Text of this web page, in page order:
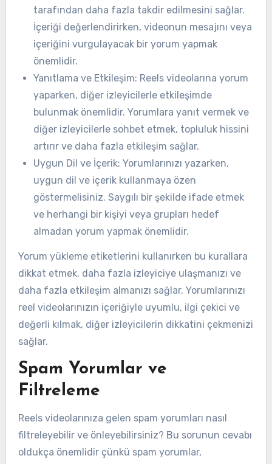
tarafından daha fazla takdir edilmesini sağlar.
İçeriği değerlendirirken, videonun mesajını veya
içeriğini vurgulayacak bir yorum yapmak
önemlidir.
Yanıtlama ve Etkileşim: Reels videolarına yorum
yaparken, diğer izleyicilerle etkileşimde
bulunmak önemlidir. Yorumlara yanıt vermek ve
diğer izleyicilerle sohbet etmek, topluluk hissini
artırır ve daha fazla etkileşim sağlar.
Uygun Dil ve İçerik: Yorumlarınızı yazarken,
uygun dil ve içerik kullanmaya özen
göstermelisiniz. Saygılı bir şekilde ifade etmek
ve herhangi bir kişiyi veya grupları hedef
almadan yorum yapmak önemlidir.
Yorum yükleme etiketlerini kullanırken bu kurallara
dikkat etmek, daha fazla izleyiciye ulaşmanızı ve
daha fazla etkileşim almanızı sağlar. Yorumlarınızı
reel videolarınızın içeriğiyle uyumlu, ilgi çekici ve
değerli kılmak, diğer izleyicilerin dikkatini çekmenizi
sağlar.
Spam Yorumlar ve
Filtreleme
Reels videolarınıza gelen spam yorumları nasıl
filtreleyebilir ve önleyebilirsiniz? Bu sorunun cevabı
oldukça önemlidir çünkü spam yorumlar,